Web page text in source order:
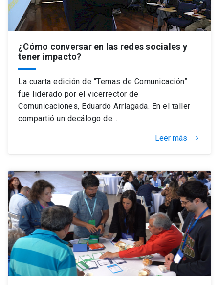
¿Cómo conversar en las redes sociales y
tener impacto?
La cuarta edición de “Temas de Comunicación”
fue liderado por el vicerrector de
Comunicaciones, Eduardo Arriagada. En el taller
compartió un decálogo de…
Leer más keyboard_arrow_right